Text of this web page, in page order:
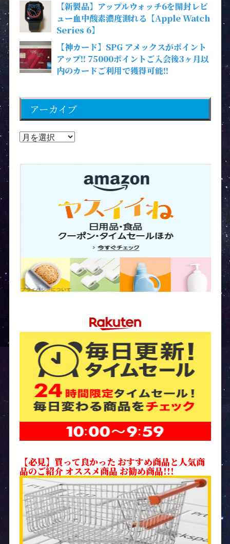
【新製品】アップルウォッチ6を開封レビ
ュー血中酸素濃度測れる【Apple Watch
Series 6】
【神カード】SPG アメックスがポイント
アップ!! 75000ポイントご入会後3ヶ月以
内のカードご利用で獲得可能!!
アーカイブ
【必見】買って良かった おすすめ商品と人気商
品のご紹介 オススメ商品 お勧め商品!!!